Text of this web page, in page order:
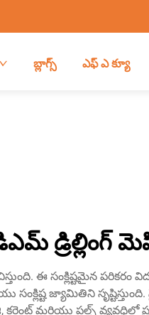
బ్లాగ్స్ ఎఫ్ ఎ క్యూ
డ్రిల్లింగ్
ఈ సంక్లిష్టమైన పరికరం
జ్యామితిని సృష్టిస్తుంది.
కరెంట్ మరియు పల్స్ వ్యవధిలో